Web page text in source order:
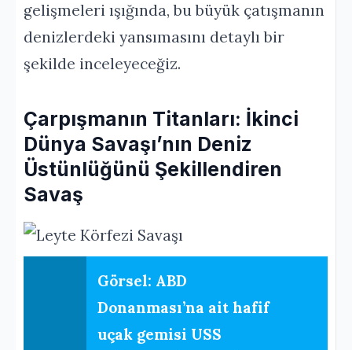
gelişmeleri ışığında, bu büyük çatışmanın
denizlerdeki yansımasını detaylı bir
şekilde inceleyeceğiz.
Çarpışmanın Titanları: İkinci
Dünya Savaşı’nın Deniz
Üstünlüğünü Şekillendiren
Savaş
Görsel: ABD
Donanması’na ait hafif
uçak gemisi USS